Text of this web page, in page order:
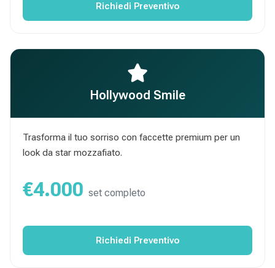
Richiedi Preventivo
Hollywood Smile
Trasforma il tuo sorriso con faccette premium per un
look da star mozzafiato.
€4.000 set completo
Richiedi Preventivo